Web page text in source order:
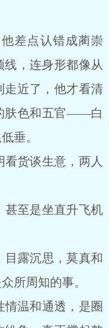
差点认错成蔺崇
，连身形都像从
走近了，他才看清
肤色和五官――白
垂。
货谈生意，两人
至是坐直升飞机
露沉思，莫真和
所周知的事。
温和通透，是圈